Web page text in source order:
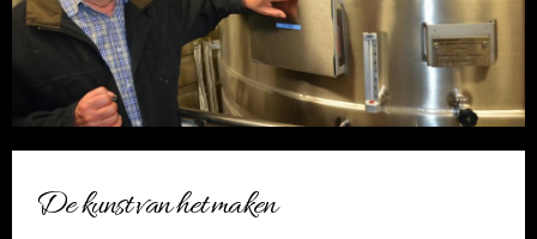
De kunst van het maken